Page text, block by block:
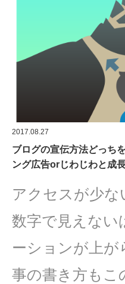
2017.08.27
ブログの宣伝方法どっち
ング広告orじわじわと成
アクセスが少な
数字で見えない
ーションが上
事の書き方もこ